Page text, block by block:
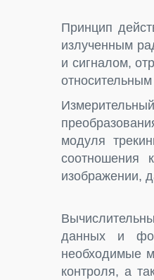
Принцип
излученным
и сигналом,
модуля
соотношения
изображении,
данных и
необходимые
контроля, а